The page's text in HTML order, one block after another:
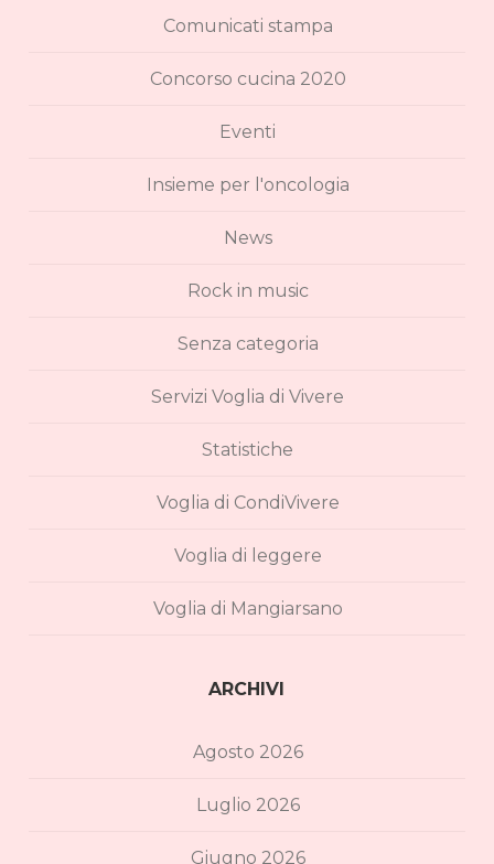
Comunicati stampa
Concorso cucina 2020
Eventi
Insieme per l'oncologia
News
Rock in music
Senza categoria
Servizi Voglia di Vivere
Statistiche
Voglia di CondiVivere
Voglia di leggere
Voglia di Mangiarsano
ARCHIVI
Agosto 2026
Luglio 2026
Giugno 2026